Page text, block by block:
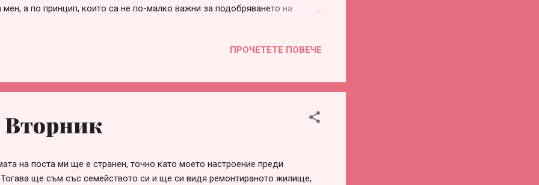
мен, а по принцип, които са не по-малко важни за подобряването на
си зададох този въпрос. От известно време насам усещам вътрешен
в много сфери. Понеже от началото на годината съм в невероятно
период на емоционални, ментални, физически и духовни промени, за които
крачка назад и ...
ПРОЧЕТЕТЕ ПОВЕЧЕ
Вторник
на поста ми ще е странен, точно като моето настроение преди
ще съм със семейството си и ще си видя ремонтираното жилище,